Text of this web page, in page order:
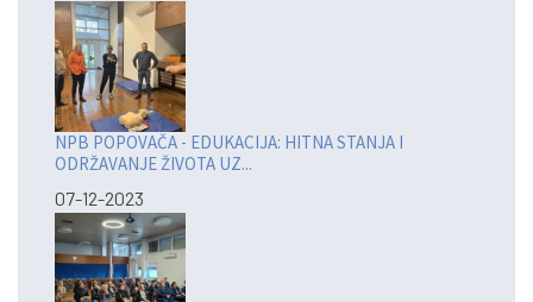
NPB POPOVAČA - EDUKACIJA: HITNA STANJA I
ODRŽAVANJE ŽIVOTA UZ...
07-12-2023